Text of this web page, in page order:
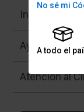
No sé mi
A todo el
Institucional
Ayuda
Atención al